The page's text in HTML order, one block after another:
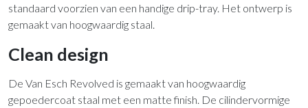
standaard voorzien van een handige drip-tray. Het ontwerp is
gemaakt van hoogwaardig staal.
Clean design
De Van Esch Revolved is gemaakt van hoogwaardig
gepoedercoat staal met een matte finish. De cilindervormige